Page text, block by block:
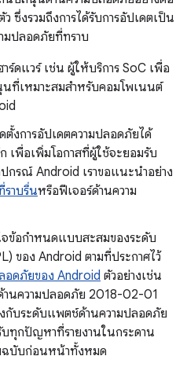
ซึ่งรวมถึงการได้รับการอัปเดตเป็น
มปลอดภัยที่ทราบ
ร์ดแวร์ เช่น ผู้ให้บริการ SoC เพื่อ
ที่เหมาะสมสำหรับคอมโพเนนต์
ตั้งการอัปเดตความปลอดภัยได้
เพื่อเพิ่มโอกาสที่ผู้ใช้จะยอมรับ
กรณ์ Android เราขอแนะนําอย่าง
ราบรื่นหรือฟีเจอร์ด้านความ
จข้อกำหนดแบบสะสมของระดับ
ของ Android ตามที่ประกาศไว้
อดภัยของ Android ตัวอย่างเช่น
นความปลอดภัย 2018-02-01
บระดับแพตช์ด้านความปลอดภัย
ทุกปัญหาที่รายงานในกระดาน
ฉบับก่อนหน้าทั้งหมด